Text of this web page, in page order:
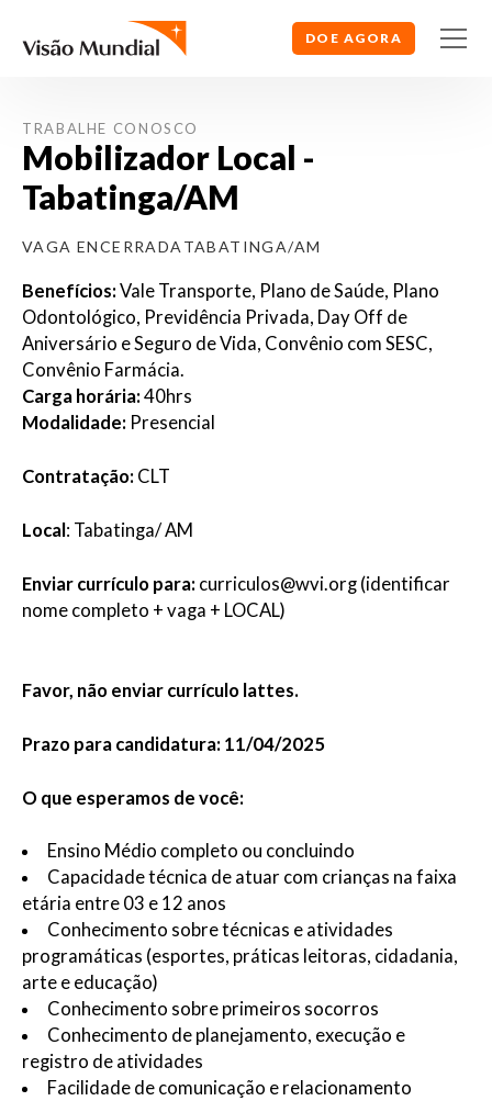
DOE AGORA
TRABALHE CONOSCO
Mobilizador Local -
Tabatinga/AM
VAGA ENCERRADA TABATINGA/AM
Benefícios: Vale Transporte, Plano de Saúde, Plano
Odontológico, Previdência Privada, Day Off de
Aniversário e Seguro de Vida, Convênio com SESC,
Convênio Farmácia.
Carga horária: 40hrs
Modalidade: Presencial
Contratação: CLT
Local: Tabatinga/ AM
Enviar currículo para: curriculos@wvi.org (identificar
nome completo + vaga + LOCAL)
Favor, não enviar currículo lattes.
Prazo para candidatura: 11/04/2025
O que esperamos de você:
Ensino Médio completo ou concluindo
Capacidade técnica de atuar com crianças na faixa
etária entre 03 e 12 anos
Conhecimento sobre técnicas e atividades
programáticas (esportes, práticas leitoras, cidadania,
arte e educação)
Conhecimento sobre primeiros socorros
Conhecimento de planejamento, execução e
registro de atividades
Facilidade de comunicação e relacionamento